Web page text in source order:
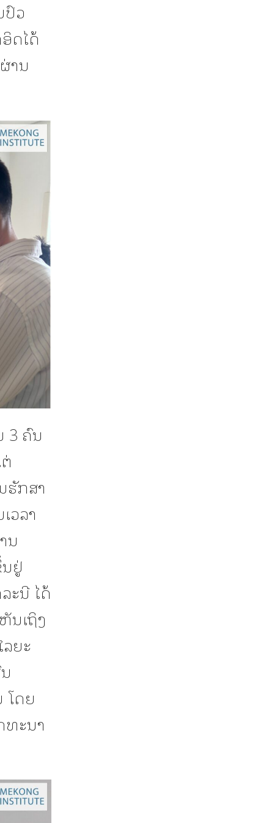
ປົວ
ດໄດ້
ານ
3 ຄົນ
ຮັກສາ
ວລາ
ນ
ຢູ່
ະນີ ໄດ້
ນເຖິງ
ຍະ
ໂດຍ
ະນາ